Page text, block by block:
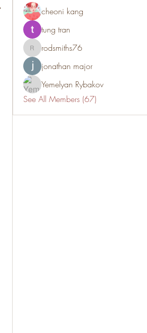
cheoni kang
tung tran
rodsmiths76
rodsmiths76
jonathan major
Yemelyan Rybakov
See All Members (67)